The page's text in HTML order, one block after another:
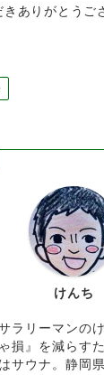
ありがとうご
けんち
ラリーマンの
損』を減らす
サウナ。静岡